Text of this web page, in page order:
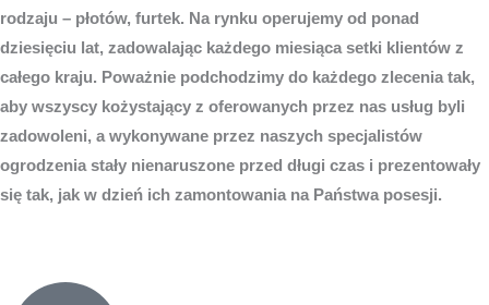
rodzaju – płotów, furtek. Na rynku operujemy od ponad
dziesięciu lat, zadowalając każdego miesiąca setki klientów z
całego kraju. Poważnie podchodzimy do każdego zlecenia tak,
aby wszyscy kożystający z oferowanych przez nas usług byli
zadowoleni, a wykonywane przez naszych specjalistów
ogrodzenia stały nienaruszone przed długi czas i prezentowały
się tak, jak w dzień ich zamontowania na Państwa posesji.